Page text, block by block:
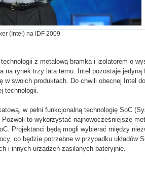
(Intel) na IDF 2009
z metalową bramką i izolatorem o
na rynek trzy lata temu. Intel pozostaje jedyną
swoich produktach. Do chwili obecnej Intel
technologii.
w pełni funkcjonalną technologię SoC
to wykorzystać najnowocześniejsze
Projektanci będą mogli wybierać między
co będzie potrzebne w przypadku układów
i innych urządzeń zasilanych bateryjnie.